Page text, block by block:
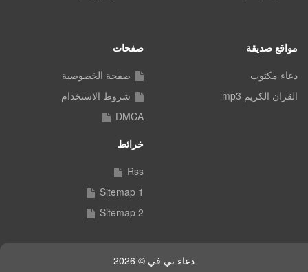
مواقع صديقة
دعاء مكتوب
القران الكريم mp3
صفحات
صفحة الخصوصية
شروط الاستخدام
DMCA
خرائط
Rss
Sitemap 1
Sitemap 2
دعاء تي في © 2026